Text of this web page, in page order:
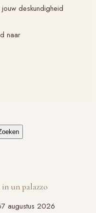
deskundigheid
naar
un palazzo
7 augustus 2026